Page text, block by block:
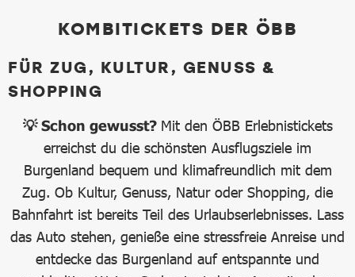
KOMBITICKETS DER ÖBB
FÜR ZUG, KULTUR, GENUSS &
SHOPPING
💡 Schon gewusst? Mit den ÖBB Erlebnistickets
erreichst du die schönsten Ausflugsziele im
Burgenland bequem und klimafreundlich mit dem
Zug. Ob Kultur, Genuss, Natur oder Shopping, die
Bahnfahrt ist bereits Teil des Urlaubserlebnisses. Lass
das Auto stehen, genieße eine stressfreie Anreise und
entdecke das Burgenland auf entspannte und